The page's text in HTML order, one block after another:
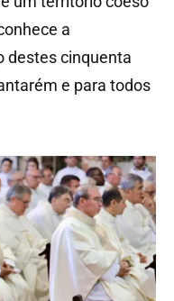
a
destes cinquenta
e para todos